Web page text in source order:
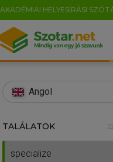
AKADÉMIAI HELYESÍRÁSI
Angol
TALÁLATOK
specialize